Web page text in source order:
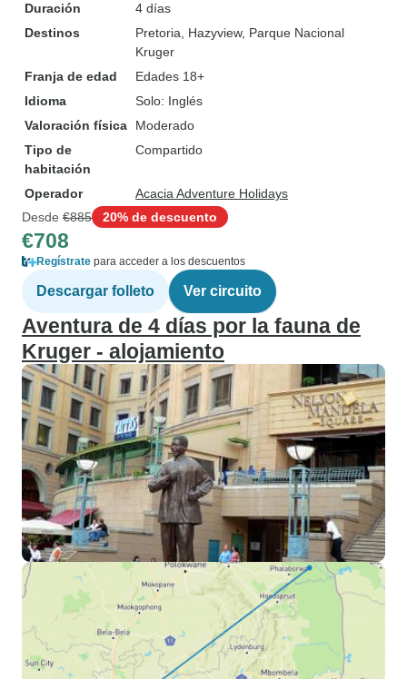
Duración
4 días
Destinos
Pretoria , Hazyview, Parque Nacional
Kruger
Franja de edad
Edades 18+
Idioma
Solo: Inglés
Valoración física
Moderado
Tipo de
habitación
Compartido
Operador
Acacia Adventure Holidays
Desde €885 20% de descuento
€708
Regístrate para acceder a los descuentos
Descargar folleto Ver circuito
Aventura de 4 días por la fauna de
Kruger - alojamiento